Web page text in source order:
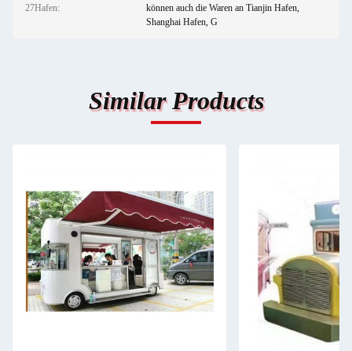
27Hafen:
können auch die Waren an Tianjin Hafen,
Shanghai Hafen, G
Similar Products